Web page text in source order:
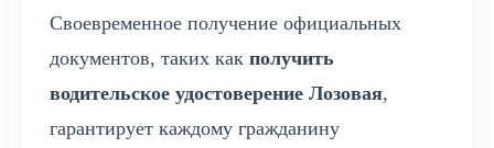
Своевременное получение официальных
документов, таких как получить
водительское удостоверение Лозовая,
гарантирует каждому гражданину